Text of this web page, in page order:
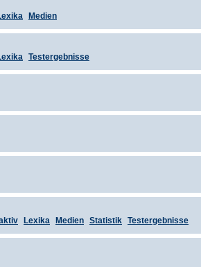
Medien
Testergebnisse
Lexika Medien Statistik Testergebnisse